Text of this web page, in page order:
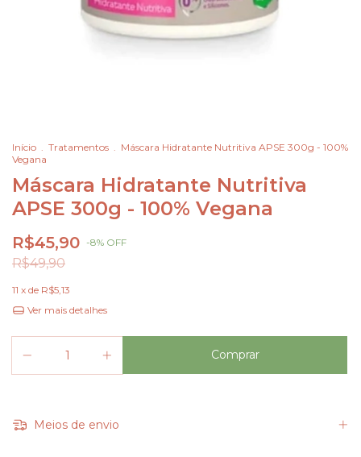
Início . Tratamentos . Máscara Hidratante Nutritiva APSE 300g - 100%
Vegana
Máscara Hidratante Nutritiva
APSE 300g - 100% Vegana
R$45,90 -8% OFF
R$49,90
11 x de R$5,13
Ver mais detalhes
Meios de envio